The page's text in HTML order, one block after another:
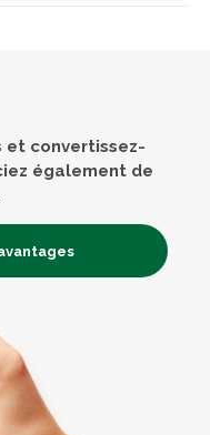
et convertissez-
également de